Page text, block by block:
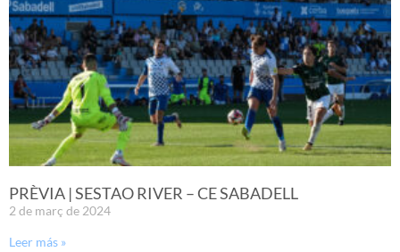
PRÈVIA | SESTAO RIVER – CE SABADELL
2 de març de 2024
Leer más »